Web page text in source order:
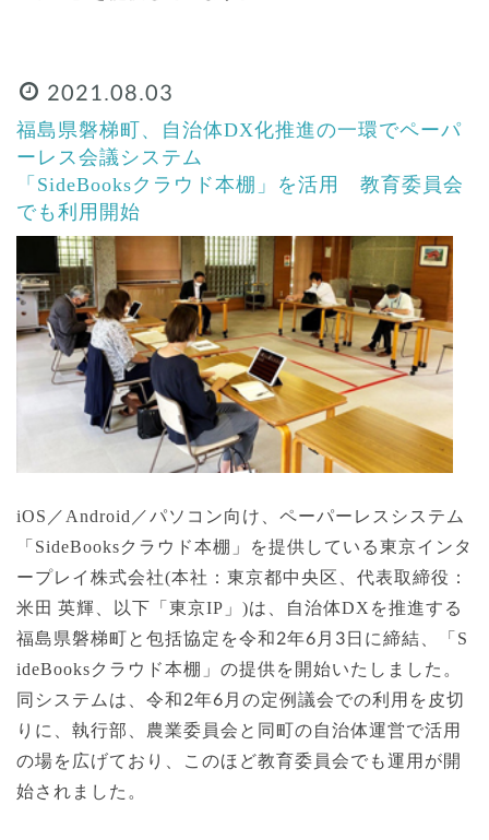
2021.08.03
福島県磐梯町、自治体DX化推進の一環でペーパ
ーレス会議システム
「SideBooksクラウド本棚」を活用 教育委員会
でも利用開始
iOS／Android／パソコン向け、ペーパーレスシステム
「SideBooksクラウド本棚」を提供している東京インタ
ープレイ株式会社(本社：東京都中央区、代表取締役：
米田 英輝、以下「東京IP」)は、自治体DXを推進する
福島県磐梯町と包括協定を令和2年6月3日に締結、「S
ideBooksクラウド本棚」の提供を開始いたしました。
同システムは、令和2年6月の定例議会での利用を皮切
りに、執行部、農業委員会と同町の自治体運営で活用
の場を広げており、このほど教育委員会でも運用が開
始されました。